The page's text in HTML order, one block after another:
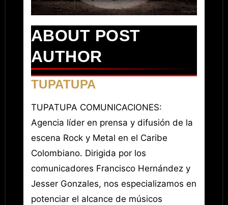
ABOUT POST
AUTHOR
TUPATUPA
TUPATUPA COMUNICACIONES:
Agencia líder en prensa y difusión de la
escena Rock y Metal en el Caribe
Colombiano. Dirigida por los
comunicadores Francisco Hernández y
Jesser Gonzales, nos especializamos en
potenciar el alcance de músicos